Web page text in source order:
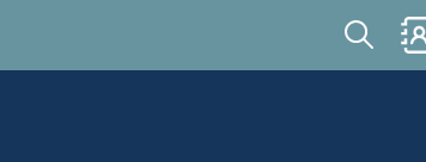
Cerca